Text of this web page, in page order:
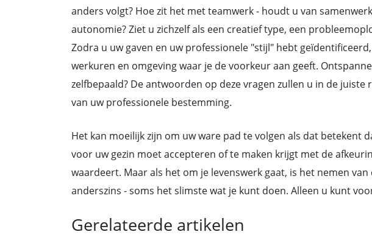
anders volgt? Hoe zit het met teamwerk - houdt u van
autonomie? Ziet u zichzelf als een creatief type, een
Zodra u uw gaven en uw professionele "stijl" hebt
werkuren en omgeving waar je de voorkeur aan geeft.
zelfbepaald? De antwoorden op deze vragen zullen u in de
van uw professionele bestemming.
Het kan moeilijk zijn om uw ware pad te volgen als dat betekent
voor uw gezin moet accepteren of te maken krijgt met de
waardeert. Maar als het om je levenswerk gaat, is het nemen
anderszins - soms het slimste wat je kunt doen. Alleen u kunt
Gerelateerde artikelen